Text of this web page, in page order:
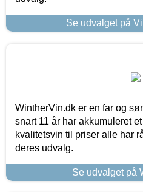
Se udvalget på
WintherVin.dk er en far og
snart 11 år har akkumuleret
kvalitetsvin til priser alle har
deres udvalg.
Se udvalget på